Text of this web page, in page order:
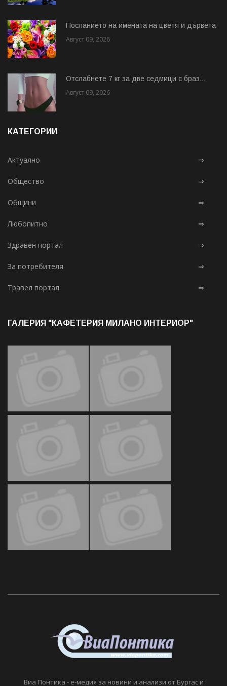
Посланието на имената на цветя и дървета
Август 09, 2026
Отслабнете 7 кг за две седмици с браз...
Август 09, 2026
КАТЕГОРИИ
Актуално ⇒
Общество ⇒
Общини ⇒
Любопитно ⇒
Здравен портал ⇒
За потребителя ⇒
Травел портал ⇒
ГАЛЕРИЯ "КАФЕТЕРИЯ МИЛАНО ИНТЕРИОР"
Виа Понтика - е-медия за новини и анализи от Бургас и